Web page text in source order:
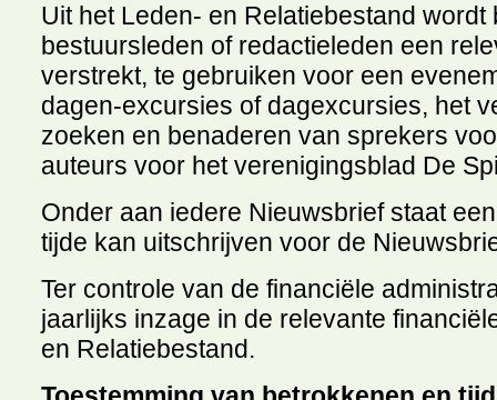
Uit het Leden- en Relatiebestand wordt
bestuursleden of redactieleden een
verstrekt, te gebruiken voor een
dagen-excursies of dagexcursies, het
zoeken en benaderen van sprekers
auteurs voor het verenigingsblad De
Onder aan iedere Nieuwsbrief staat
tijde kan uitschrijven voor de
Ter controle van de financiële
jaarlijks inzage in de relevante
en Relatiebestand.